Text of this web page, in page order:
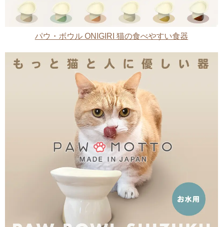
パウ・ボウル ONIGIRI 猫の食べやすい食器